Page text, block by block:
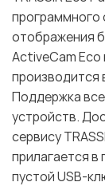
программного
отображения
ActiveCam
производится
Поддержка
устройств.
сервису
прилагается
пустой USB-